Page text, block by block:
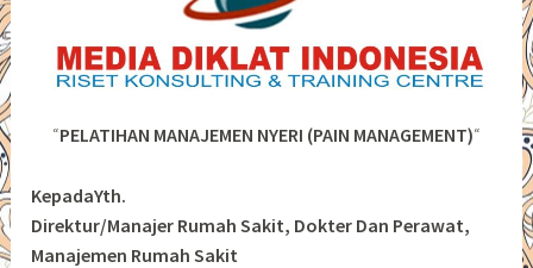
“PELATIHAN MANAJEMEN NYERI (PAIN MANAGEMENT)“
KepadaYth.
Direktur/Manajer Rumah Sakit, Dokter Dan Perawat,
Manajemen Rumah Sakit